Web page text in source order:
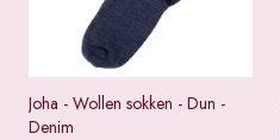
Joha - Wollen sokken - Dun -
Denim